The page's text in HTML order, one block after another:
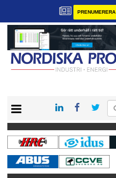
PRENUMERERA
KONTAKT
VÅRA ANDRA MAGASIN
PRENUMERERA
ANNONSERA